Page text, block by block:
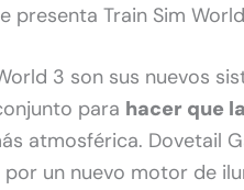
presenta Train Sim
3 son sus nuevos
para hacer que
atmosférica. Dovetail
un nuevo motor de